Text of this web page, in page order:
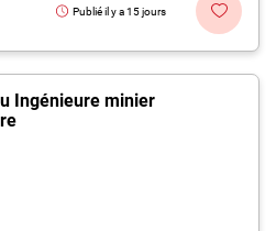
Publié il y a 15 jours
Ingénieure minier